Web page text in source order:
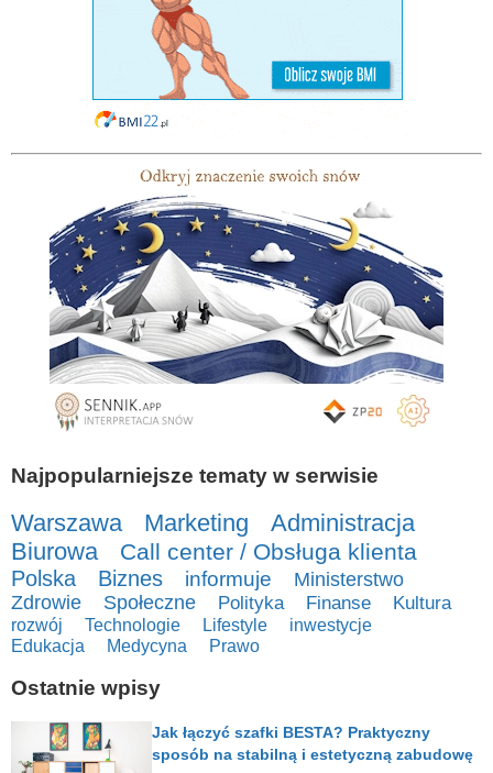
Najpopularniejsze tematy w serwisie
Warszawa Marketing
Administracja
Biurowa
Call center / Obsługa klienta
Polska Biznes informuje Ministerstwo
Zdrowie Społeczne Polityka Finanse Kultura
rozwój Technologie Lifestyle
inwestycje
Edukacja
Medycyna Prawo
Ostatnie wpisy
Jak łączyć szafki BESTA? Praktyczny
sposób na stabilną i estetyczną zabudowę